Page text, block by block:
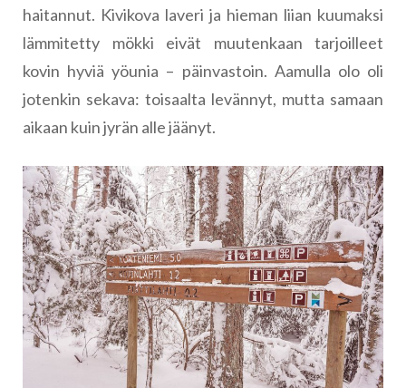
haitannut. Kivikova laveri ja hieman liian kuumaksi
lämmitetty mökki eivät muutenkaan tarjoilleet
kovin hyviä yöunia – päinvastoin. Aamulla olo oli
jotenkin sekava: toisaalta levännyt, mutta samaan
aikaan kuin jyrän alle jäänyt.